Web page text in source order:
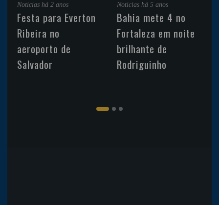
Noticias há 2 anos
Festa para Everton
Ribeira no
aeroporto de
Salvador
Noticias há 5 anos
Bahia mete 4 no
Fortaleza em noite
brilhante de
Rodriguinho